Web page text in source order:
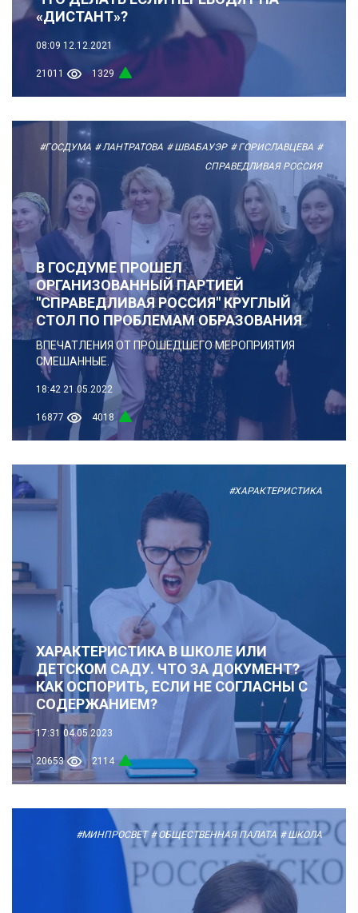
«ДИСТАНТ»?
08:09 12.12.2021
21011 1329
#ГОСДУМА # ЛАНТРАТОВА # ШВАБАУЭР # ГОРИСЛАВЦЕВА #
СПРАВЕДЛИВАЯ РОССИЯ
В ГОСДУМЕ ПРОШЕЛ
ОРГАНИЗОВАННЫЙ ПАРТИЕЙ
"СПРАВЕДЛИВАЯ РОССИЯ" КРУГЛЫЙ
СТОЛ ПО ПРОБЛЕМАМ ОБРАЗОВАНИЯ
ВПЕЧАТЛЕНИЯ ОТ ПРОШЕДШЕГО МЕРОПРИЯТИЯ
СМЕШАННЫЕ.
18:42 21.05.2022
16877 4018
#ХАРАКТЕРИСТИКА
ХАРАКТЕРИСТИКА В ШКОЛЕ ИЛИ
ДЕТСКОМ САДУ. ЧТО ЗА ДОКУМЕНТ?
КАК ОСПОРИТЬ, ЕСЛИ НЕ СОГЛАСНЫ С
СОДЕРЖАНИЕМ?
17:31 04.05.2023
20653 2114
#МИНПРОСВЕТ # ОБЩЕСТВЕННАЯ ПАЛАТА # ШКОЛА